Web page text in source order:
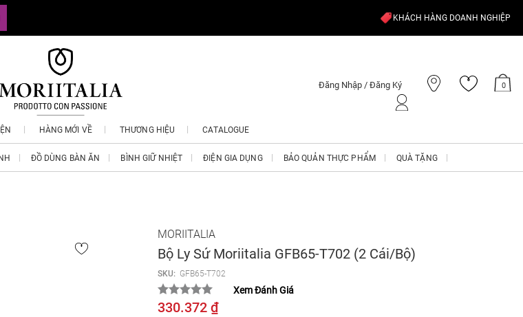
KHÁCH HÀNG DOANH NGHIỆP
Đăng Nhập / Đăng Ký 0
HÀNG MỚI VỀ THƯƠNG HIỆU CATALOGUE
ĐỒ DÙNG BÀN ĂN BÌNH GIỮ NHIỆT ĐIỆN GIA DỤNG BẢO QUẢN THỰC PHẨM QUÀ TẶNG
MORIITALIA
Bộ Ly Sứ Moriitalia GFB65-T702 (2 Cái/bộ)
SKU: GFB65-T702
Xem Đánh Giá
330.372 ₫